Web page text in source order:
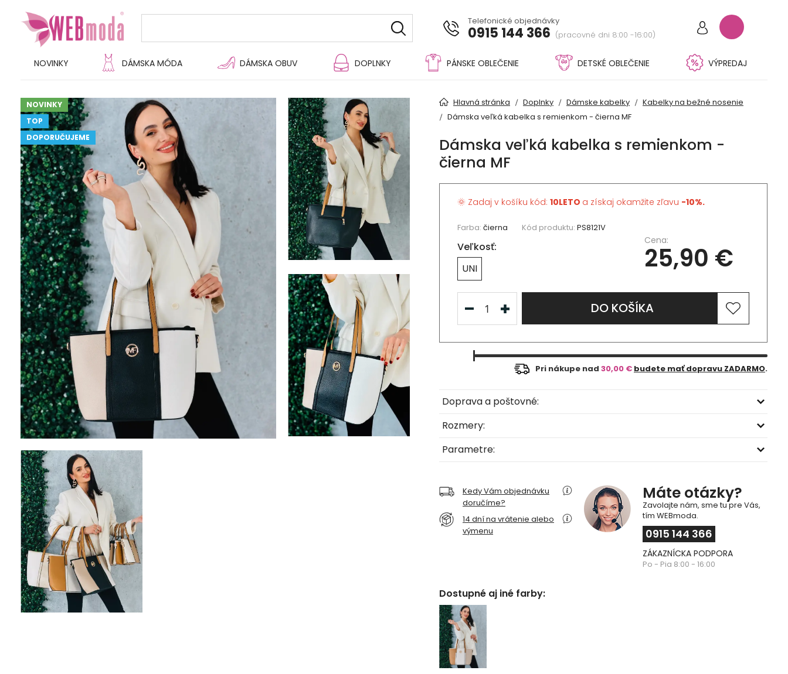
Telefonické objednávky
0915 144 366 (pracovné dni 8:00 -16:00)
NOVINKY DÁMSKA MÓDA DÁMSKA OBUV DOPLNKY PÁNSKE OBLEČENIE DETSKÉ OBLEČENIE VÝPREDAJ
NOVINKY
TOP
DOPORUČUJEME
Hlavná stránka Doplnky Dámske kabelky
Kabelky na bežné nosenie
Dámska veľká kabelka s remienkom - čierna MF
Dámska veľká kabelka s remienkom -
čierna MF
🌞 Zadaj v košíku kód: 10LETO a získaj okamžite zľavu -10%.
Farba: čierna Kód produktu: PS8121V
Veľkosť:
UNI
Cena:
25,90 €
DO KOŠÍKA
Pri nákupe nad 30,00 € budete mať dopravu ZADARMO.
Doprava a poštovné:
Rozmery:
Parametre:
Kedy Vám objednávku
doručíme?
14 dní na vrátenie alebo
výmenu
Máte otázky?
Zavolajte nám, sme tu pre Vás,
tím WEBmoda.
0915 144 366
ZÁKAZNÍCKA PODPORA
Po - Pia 8:00 - 16:00
Dostupné aj iné farby: